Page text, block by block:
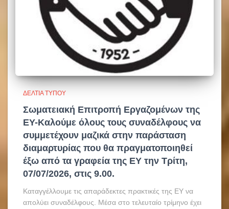
ΔΕΛΤΊΑ ΤΎΠΟΥ
Σωματειακή Επιτροπή Εργαζομένων της
ΕΥ-Καλούμε όλους τους συναδέλφους να
συμμετέχουν μαζικά στην παράσταση
διαμαρτυρίας που θα πραγματοποιηθεί
έξω από τα γραφεία της EY την Τρίτη,
07/07/2026, στις 9.00.
Καταγγέλλουμε τις απαράδεκτες πρακτικές της EY να
απολύει συναδέλφους. Μέσα στο τελευταίο τρίμηνο έχει